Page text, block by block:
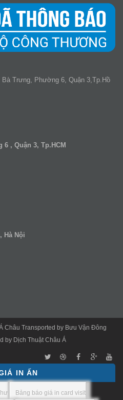
Bà Trưng, Phường 6, Quận 3,Tp.Hồ
, Quận 3, Tp.HCM
Hà Nội
Châu Transported by Bưu Vận Đông
by Dịch Thuật Châu Á
IN ẤN
Bảng báo giá in card visit